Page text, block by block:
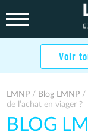
to
content
Voir
BLOG
LMNP / Blog LMNP /
de l’achat en viager ?